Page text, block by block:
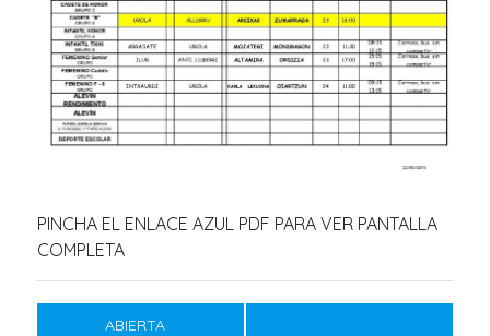
PINCHA EL ENLACE AZUL PDF PARA VER PANTALLA
COMPLETA
ABIERTA